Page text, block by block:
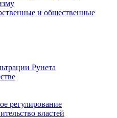
и общественные
Рунета
регулирование
властей